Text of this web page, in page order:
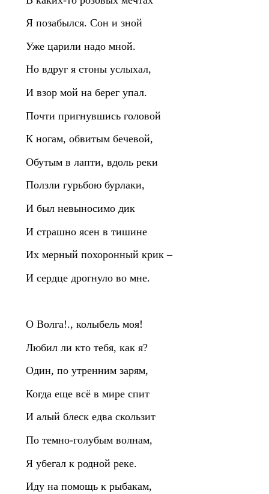
Я позабылся. Сон и зной
Уже царили надо мной.
Но вдруг я стоны услыхал,
И взор мой на берег упал.
Почти пригнувшись головой
К ногам, обвитым бечевой,
Обутым в лапти, вдоль реки
Ползли гурьбою бурлаки,
И был невыносимо дик
И страшно ясен в тишине
Их мерный похоронный крик –
И сердце дрогнуло во мне.
О Волга!., колыбель моя!
Любил ли кто тебя, как я?
Один, по утренним зарям,
Когда еще всё в мире спит
И алый блеск едва скользит
По темно‑голубым волнам,
Я убегал к родной реке.
Иду на помощь к рыбакам,